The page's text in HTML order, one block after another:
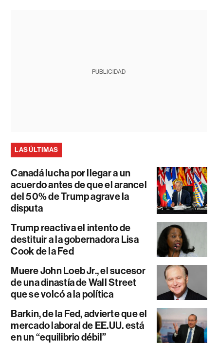
PUBLICIDAD
LAS ÚLTIMAS
Canadá lucha por llegar a un
acuerdo antes de que el arancel
del 50% de Trump agrave la
disputa
Trump reactiva el intento de
destituir a la gobernadora Lisa
Cook de la Fed
Muere John Loeb Jr., el sucesor
de una dinastía de Wall Street
que se volcó a la política
Barkin, de la Fed, advierte que el
mercado laboral de EE.UU. está
en un “equilibrio débil”